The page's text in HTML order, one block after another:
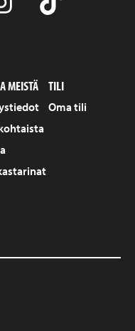
MEISTÄ TILI
Oma tili